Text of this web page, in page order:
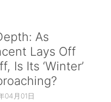
As
Lays Off
Is Its ‘Winter’
04月01日